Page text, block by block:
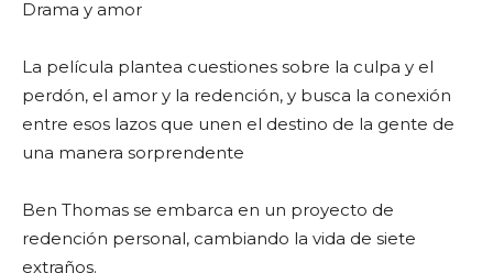
Drama y amor
La película plantea cuestiones sobre la culpa y el
perdón, el amor y la redención, y busca la conexión
entre esos lazos que unen el destino de la gente de
una manera sorprendente
Ben Thomas se embarca en un proyecto de
redención personal, cambiando la vida de siete
extraños.